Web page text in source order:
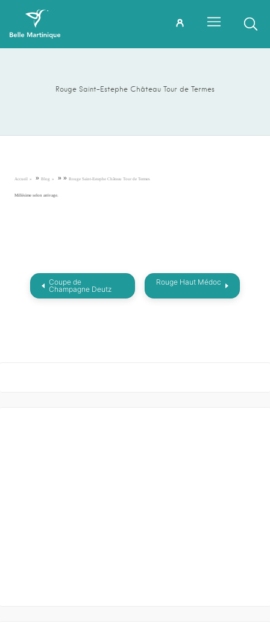
Rouge Saint-Estephe Château Tour de Termes
Accueil » Blog » » Rouge Saint-Estephe Château Tour de Termes
Millésime selon arrivage.
Coupe de
Champagne Deutz
Rouge Haut Médoc